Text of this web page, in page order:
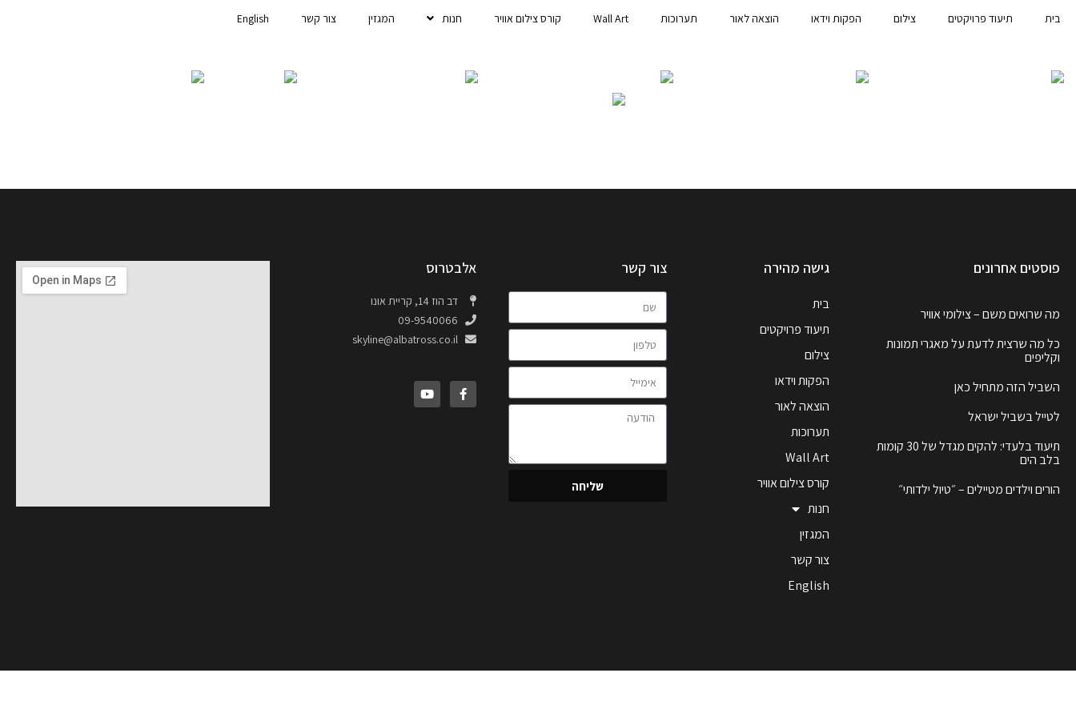
בית תיעוד פרויקטים צילום הפקות וידאו הוצאה לאור תערוכות Wall Art קורס צילום אוויר חנות המגזין צור קשר English
פוסטים אחרונים
מה שרואים משם – צילומי אוויר
כל מה שרצית לדעת על מאגרי תמונות
וקליפים
השביל הזה מתחיל כאן
לטייל בשביל ישראל
תיעוד בלעדי: להקים מגדל של 30 קומות
בלב הים
הורים וילדים מטיילים – ״טיול ילדותי״
גישה מהירה
בית
תיעוד פרויקטים
צילום
הפקות וידאו
הוצאה לאור
תערוכות
Wall Art
קורס צילום אוויר
חנות
המגזין
צור קשר
English
צור קשר
שליחה
אלבטרוס
דב הוז 14, קריית אונו
09-9540066
skyline@albatross.co.il